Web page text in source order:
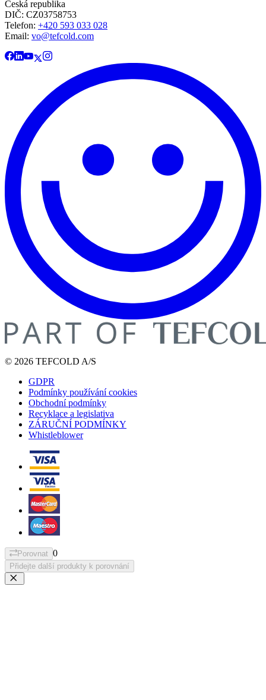
Česká republika
DIČ: CZ03758753​​​​​​
Telefon: +420 593 033 028
Email: vo@tefcold.com
© 2026 TEFCOLD A/S
GDPR
Podmínky používání cookies
Obchodní podmínky
Recyklace a legislativa
ZÁRUČNÍ PODMÍNKY
Whistleblower
Porovnat 0
Přidejte další produkty k porovnání